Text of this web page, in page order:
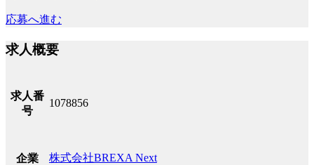
応募へ進む
求人概要
求人番
号
1078856
企業 株式会社BREXA Next